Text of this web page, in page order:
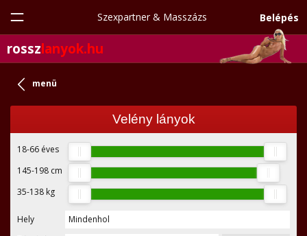
Szexpartner & Masszázs Belépés
rosszlanyok.hu
menü
Velény lányok
18-66 éves
145-198 cm
35-138 kg
Hely
Mindenhol